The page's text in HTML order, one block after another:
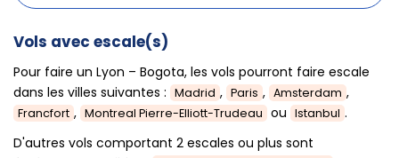
Vols avec escale(s)
Pour faire un Lyon – Bogota, les vols pourront faire escale
dans les villes suivantes : Madrid , Paris , Amsterdam ,
Francfort , Montreal Pierre-Elliott-Trudeau ou Istanbul .
D'autres vols comportant 2 escales ou plus sont